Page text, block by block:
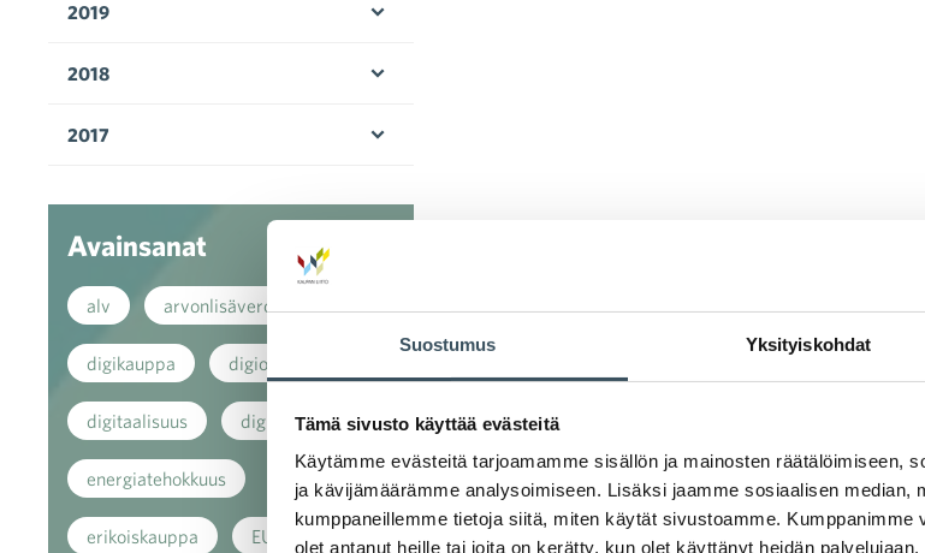
Suostumus Yksityiskohdat
Tämä sivusto käyttää evästeitä
Käytämme evästeitä tarjoamamme sisällön ja mainosten räätälöimiseen,
ja kävijämäärämme analysoimiseen. Lisäksi jaamme sosiaalisen median,
kumppaneillemme tietoja siitä, miten käytät sivustoamme.
olet antanut heille tai joita on kerätty, kun olet käyttänyt heidän palvelujaan.
2019
2018
2017
Avainsanat
alv arvonlisävero
digikauppa digiostaminen
digitaalisuus digitalisaatio
energiatehokkuus
erikoiskauppa EU